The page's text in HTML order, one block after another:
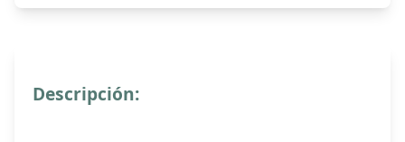
Descripción: